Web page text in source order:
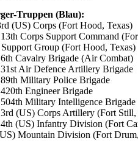
Truppen (Blau):
(US) Corps (Fort Hood, Texas)
Corps Support Command
Group (Fort Hood, Texas)
Cavalry Brigade (Air Combat)
Air Defence Artillery Brigade
Military Police Brigade
Engineer Brigade
Military Intelligence Brigade
(US) Corps Artillery (Fort
(US) Infantry Division (Fort
Mountain Division (Fort